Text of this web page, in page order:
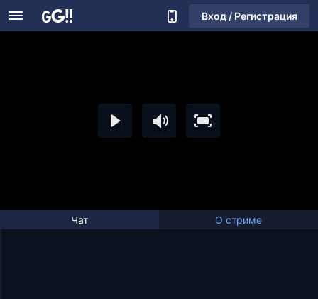
Вход / Регистрация
Чат О стриме